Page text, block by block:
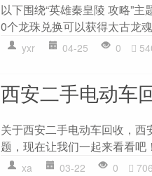
以下围绕“英雄秦皇陵 攻略”
0个龙珠兑换可以获得太古龙
yxr 04-25 0
西安二手电动车
关于西安二手电动车回收，
题，现在让我们一起来看看
xa 03-22 0 706